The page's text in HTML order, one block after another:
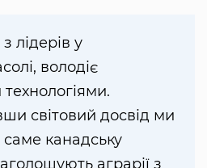
лідерів у
володіє
світовий досвід ми
канадську
аграрії з